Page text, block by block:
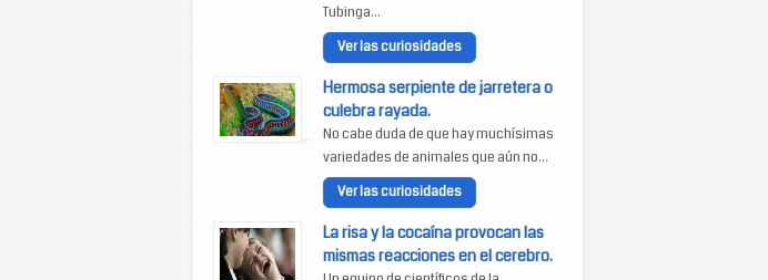
Tubinga...
Ver las curiosidades
Hermosa serpiente de jarretera o
culebra rayada.
No cabe duda de que hay muchísimas
variedades de animales que aún no...
Ver las curiosidades
La risa y la cocaína provocan las
mismas reacciones en el cerebro.